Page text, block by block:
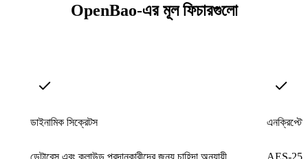
OpenBao-এর মূল ফিচারগুলো
ডাইনামিক সিক্রেটস
ডেটাবেস এবং ক্লাউড প্রদানকারীদের জন্য চাহিদা অনুযায়ী AES-256-